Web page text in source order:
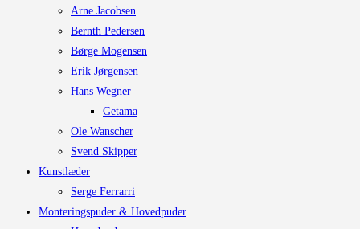
Arne Jacobsen
Bernth Pedersen
Børge Mogensen
Erik Jørgensen
Hans Wegner
Getama
Ole Wanscher
Svend Skipper
Kunstlæder
Serge Ferrarri
Monteringspuder & Hovedpuder